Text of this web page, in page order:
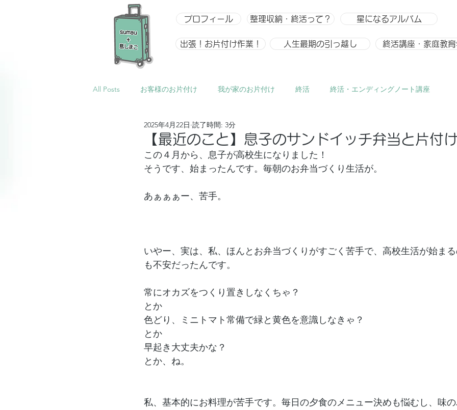
プロフィール 整理収納・終活って？ 星になるアルバム
出張！お片付け作業！ 人生最期の引っ越し 終活講座・家庭教
All Posts お客様のお片付け 我が家のお片付け 終活 終活・エンディングノート講座
整理収納アドバイザー向け講座 ひとりごと、趣味
星になるアルバム
【最近のこと】息子のサンドイッチ弁当と片付
2025年4月22日 読了時間: 3分
この４月から、息子が高校生になりました！
そうです、始まったんです。毎朝のお弁当づくり生活が。
あぁぁぁー、苦手。
いやー、実は、私、ほんとお弁当づくりがすごく苦手で、高校生活が始ま
も不安だったんです。
常にオカズをつくり置きしなくちゃ？
とか
色どり、ミニトマト常備で緑と黄色を意識しなきゃ？
とか
早起き大丈夫かな？
とか、ね。
私、基本的にお料理が苦手です。毎日の夕食のメニュー決めも悩むし、味